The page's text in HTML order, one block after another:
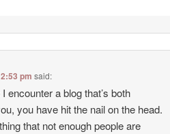
pm said:
encounter a blog that’s both
you have hit the nail on the head.
that not enough people are